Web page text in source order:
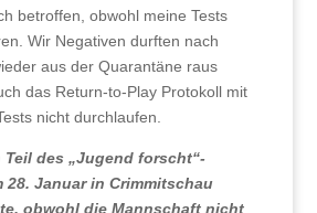
betroffen, obwohl meine Tests
Wir Negativen durften nach
aus der Quarantäne raus
das Return-to-Play Protokoll mit
nicht durchlaufen.
Teil des „Jugend forscht“-
28. Januar in Crimmitschau
obwohl die Mannschaft nicht